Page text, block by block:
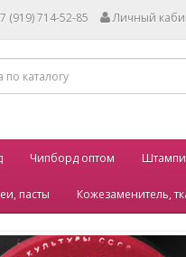
(919) 714-52-85 Личный
Чипборд оптом
пасты Кожезаменитель,